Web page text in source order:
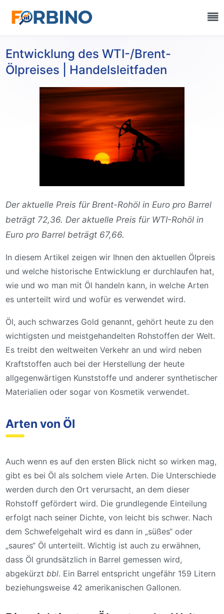
Entwicklung des WTI-/Brent-
Ölpreises | Handelsleitfaden
Der aktuelle Preis für Brent-Rohöl in Euro pro Barrel
beträgt 72,36. Der aktuelle Preis für WTI-Rohöl in
Euro pro Barrel beträgt 67,66.
In diesem Artikel zeigen wir Ihnen den aktuellen Ölpreis
und welche historische Entwicklung er durchlaufen hat,
wie und wo man mit Öl handeln kann, in welche Arten
es unterteilt wird und wofür es verwendet wird.
Öl, auch schwarzes Gold genannt, gehört heute zu den
wichtigsten und meistgehandelten Rohstoffen der Welt.
Es treibt den weltweiten Verkehr an und wird neben
Kraftstoffen auch bei der Herstellung der heute
allgegenwärtigen Kunststoffe und anderer synthetischer
Materialien oder sogar von Kosmetik verwendet.
Arten von Öl
Auch wenn es auf den ersten Blick nicht so wirken mag,
gibt es bei Öl als solchem viele Arten. Die Unterschiede
werden durch den Ort verursacht, an dem dieser
Rohstoff gefördert wird. Die grundlegende Einteilung
erfolgt nach seiner Dichte, von leicht bis schwer. Nach
dem Schwefelgehalt wird es dann in „süßes“ oder
„saures“ Öl unterteilt. Wichtig ist auch zu erwähnen,
dass Öl grundsätzlich in Barrel gemessen wird,
abgekürzt bbl. Ein Barrel entspricht ungefähr 159 Litern
beziehungsweise 42 amerikanischen Gallonen.